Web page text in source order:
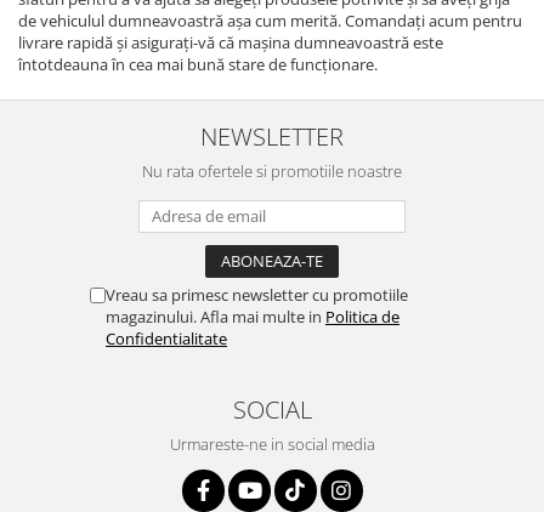
de vehiculul dumneavoastră așa cum merită. Comandați acum pentru
livrare rapidă și asigurați-vă că mașina dumneavoastră este
întotdeauna în cea mai bună stare de funcționare.
NEWSLETTER
Nu rata ofertele si promotiile noastre
Vreau sa primesc newsletter cu promotiile
magazinului. Afla mai multe in Politica de
Confidentialitate
SOCIAL
Urmareste-ne in social media